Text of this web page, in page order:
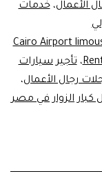
نقل
VIP
من
مطار
الأعمال،خدمات
Cairo Airport
،تأجير سيارات
رجال الأعمال،
كبار الزوار في مصر